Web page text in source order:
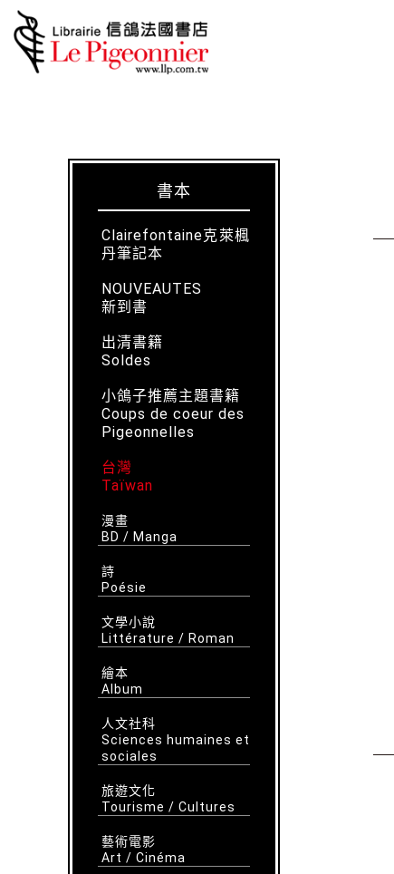
書本
Clairefontaine克萊楓
丹筆記本
NOUVEAUTES
新到書
出清書籍
Soldes
小鴿子推薦主題書籍
Coups de coeur des
Pigeonnelles
台灣
Taïwan
漫畫
BD / Manga
詩
Poésie
文學小說
Littérature / Roman
繪本
Album
人文社科
Sciences humaines et
sociales
旅遊文化
Tourisme / Cultures
藝術電影
Art / Cinéma